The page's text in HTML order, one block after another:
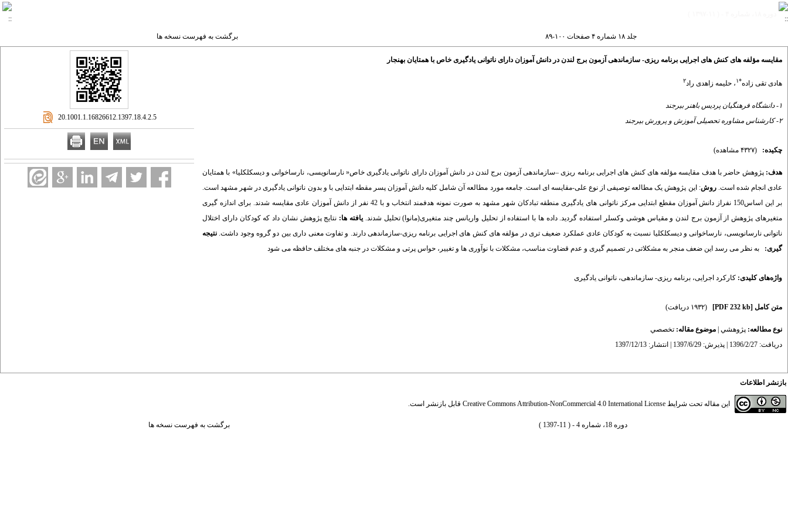
جلد ۱۸ شماره ۴ صفحات ۱۰۰-۸۹ برگشت به فهرست نسخه ها
مقایسه مؤلفه های کنش های اجرایی برنامه ریزی- سازماندهی آزمون برج لندن در دانش آموزان دارای ناتوانی یادگیری خاص با همتایان بهنجار
هادی تقی زاده*۱، حلیمه زاهدی راد۲
۱- دانشگاه فرهنگیان پردیس باهنر بیرجند
۲- کارشناس مشاوره تحصیلی آموزش و پرورش بیرجند
چکیده: (۴۳۲۷ مشاهده)
هدف: پژوهش حاضر با هدف مقایسه مؤلفه های کنش های اجرایی برنامه ریزی–سازماندهی آزمون برج لندن در دانش آموزان دارای ناتوانی یادگیری خاص« نارسانویسی، نارساخوانی و دیسکلکلیا» با همتایان
عادی انجام شده است.روش: این پژوهش یک مطالعه توصیفی از نوع علی-مقایسه ای است. جامعه مورد مطالعه آن شامل کلیه دانش آموزان پسر مقطه ابتدایی با و بدون ناتوانی یادگیری در شهر مشهد است.
بر این اساس150 نفراز دانش آموزان مقطع ابتدایی مرکز ناتوانی های یادگیری منطقه تبادکان شهر مشهد به صورت نمونه هدفمند انتخاب و با 42 نفر از دانش آموزان عادی مقایسه شدند. برای اندازه گیری
متغیرهای پژوهش از آزمون برج لندن و مقیاس هوشی وکسلر استفاده گردید. داده ها با استفاده از تحلیل واریانس چند متغیری(مانوا) تحلیل شدند. یافته ها: نتایج پژوهش نشان داد که کودکان دارای اختلال
ناتوانی نارسانویسی، نارساخوانی و دیسکلکلیا نسبت به کودکان عادی عملکرد ضعیف تری در مؤلفه های کنش های اجرایی برنامه ریزی-سازماندهی دارند. و تفاوت معنی داری بین دو گروه وجود داشت. نتیجه
گیری: به نظر می رسد این ضعف منجر به مشکلاتی در تصمیم گیری و عدم قضاوت مناسب، مشکلات با نوآوری ها و تغییر، حواس پرتی و مشکلات در جنبه های مختلف حافظه می شود
واژه‌های کلیدی: کارکرد اجرایی، برنامه ریزی- سازماندهی، ناتوانی یادگیری
متن کامل [PDF 232 kb] (۱۹۳۲ دریافت)
نوع مطالعه: پژوهشي موضوع مقاله: تخصصي
دریافت: 1396/2/27 | پذیرش: 1397/6/29 | انتشار: 1397/12/13
‎ 20.1001.1.16826612.1397.18.4.2.5
بازنشر اطلاعات
این مقاله تحت شرایط Creative Commons Attribution-NonCommercial 4.0 International License قابل بازنشر است.
دوره 18، شماره 4 - ( 11-1397 ) برگشت به فهرست نسخه ها